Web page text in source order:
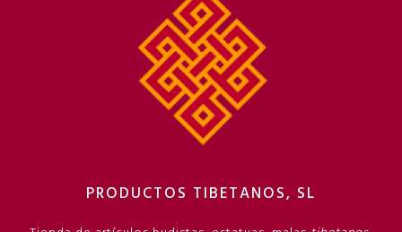
PRODUCTOS TIBETANOS, SL